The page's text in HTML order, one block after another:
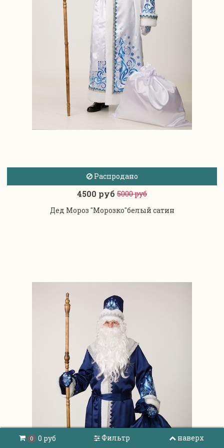
Распродано
4500 руб 5000 руб
Дед Мороз "Морозко"белый сатин
0 0 руб Фильтр наверх